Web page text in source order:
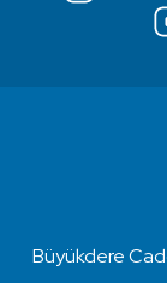
Büyükdere